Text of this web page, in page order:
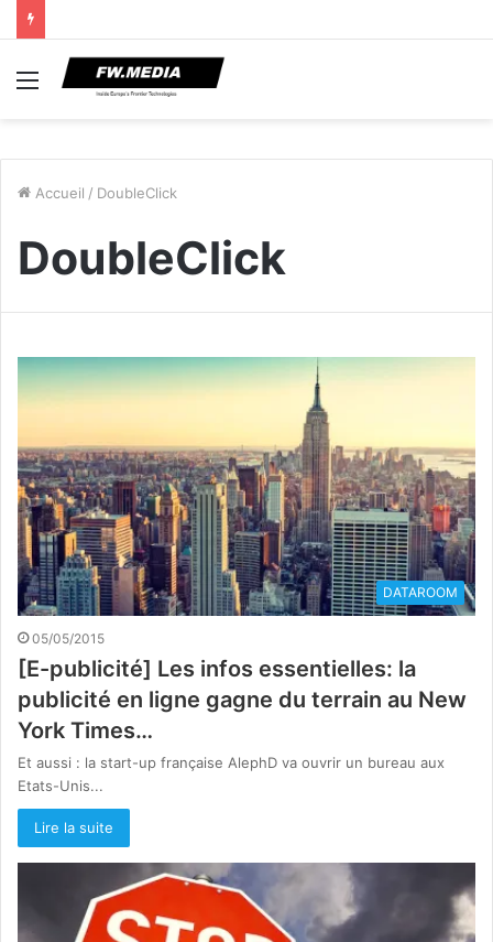
Menu
Accueil / DoubleClick
DoubleClick
DATAROOM
05/05/2015
[E-publicité] Les infos essentielles: la
publicité en ligne gagne du terrain au New
York Times…
Et aussi : la start-up française AlephD va ouvrir un bureau aux
Etats-Unis...
Lire la suite